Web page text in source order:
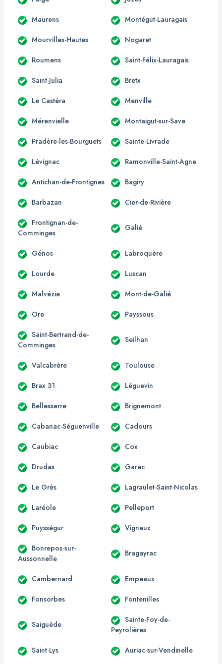
Maurens Montégut-Lauragais
Mourvilles-Hautes Nogaret
Roumens Saint-Félix-Lauragais
Saint-Julia Bretx
Le Castéra Menville
Mérenvielle Montaigut-sur-Save
Pradère-les-Bourguets Sainte-Livrade
Lévignac Ramonville-Saint-Agne
Antichan-de-Frontignes Bagiry
Barbazan Cier-de-Rivière
Frontignan-de-
Comminges
Galié
Génos Labroquère
Lourde Luscan
Malvézie Mont-de-Galié
Ore Payssous
Saint-Bertrand-de-
Comminges
Seilhan
Valcabrère Toulouse
Brax 31 Léguevin
Bellesserre Brignemont
Cabanac-Séguenville Cadours
Caubiac Cox
Drudas Garac
Le Grès Lagraulet-Saint-Nicolas
Laréole Pelleport
Puysségur Vignaux
Bonrepos-sur-
Aussonnelle
Bragayrac
Cambernard Empeaux
Fonsorbes Fontenilles
Saiguède
Sainte-Foy-de-
Peyrolières
Saint-Lys Auriac-sur-Vendinelle